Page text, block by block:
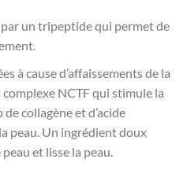
un tripeptide qui permet de
à cause d’affaissements de la
complexe NCTF qui stimule la
collagène et d’acide
peau. Un ingrédient doux
et lisse la peau.